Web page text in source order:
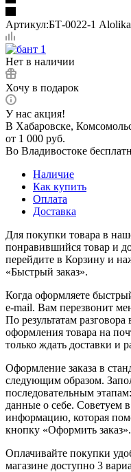
Артикул:БТ-0022-1 Alolika
Нет в наличии
Хочу в подарок
У нас акция!
В Хабаровске,
от 1 000 руб.
Во Владивостоке
Наличие
Как купить
Оплата
Доставка
Для покупки товара в
понравившийся товар и
перейдите в Корзину и
«Быстрый заказ».
Когда оформляете
e-mail. Вам перезвонит
По результатам
оформления товара на
только ждать доставки и
Оформление заказа в
следующим образом.
последовательным
данные о себе. Советуем
информацию, которая
кнопку «Оформить заказ».
Оплачивайте покупки
магазине доступно 3